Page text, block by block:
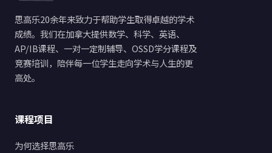
思高乐20余年来致力于帮助学生取得卓越的学术
成绩。我们在加拿大提供数学、科学、英语、
AP/IB课程、一对一定制辅导、OSSD学分课程及
竞赛培训，陪伴每一位学生走向学术与人生的更
高处。
课程项目
为何选择思高乐